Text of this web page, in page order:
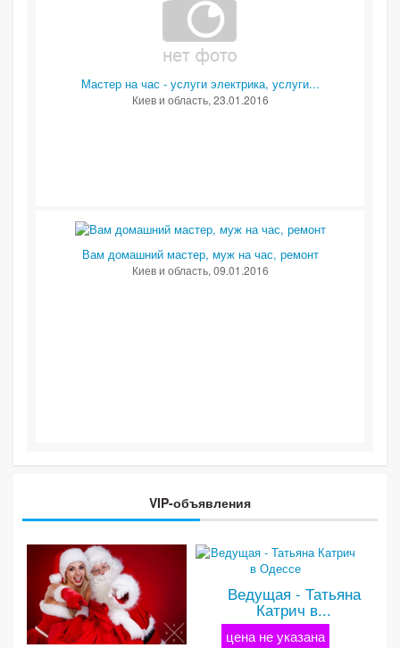
Мастер на час - услуги электрика, услуги...
Киев и область, 23.01.2016
Вам домашний мастер, муж на час, ремонт
Киев и область, 09.01.2016
VIP-объявления
Ведущая - Татьяна
Катрич в...
цена не указана